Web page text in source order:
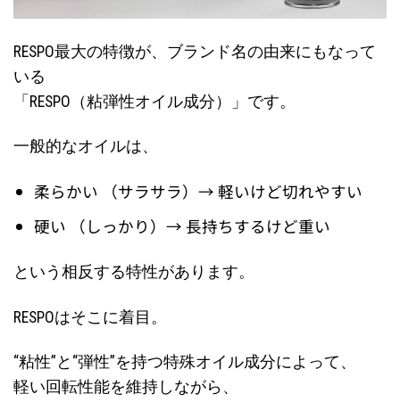
RESPO最大の特徴が、ブランド名の由来にもなって
いる
「RESPO（粘弾性オイル成分）」です。
一般的なオイルは、
柔らかい （サラサラ）→ 軽いけど切れやすい
硬い （しっかり）→ 長持ちするけど重い
という相反する特性があります。
RESPOはそこに着目。
“粘性”と“弾性”を持つ特殊オイル成分によって、
軽い回転性能を維持しながら、